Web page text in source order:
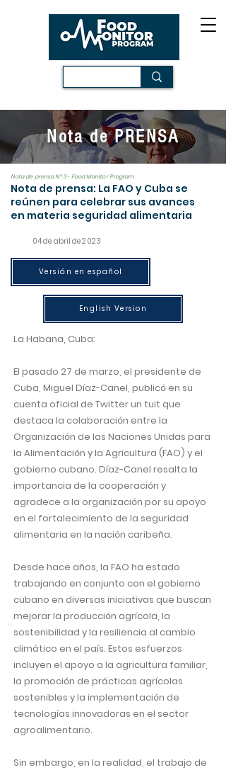
Nota de PRENSA
Nota de prensa N° 3- Food Monitor Program
Nota de prensa: La FAO y Cuba se
reúnen para celebrar sus avances
en materia seguridad alimentaria
04 de abril de 2023
Versión en español
English Version
La Habana, Cuba:
El pasado 27 de marzo, el presidente de
Cuba, Miguel Díaz-Canel, publicó en su
cuenta oficial de Twitter un tuit que
destaca la colaboración entre la
Organización de las Naciones Unidas para
la Alimentación y la Agricultura (FAO) y el
gobierno cubano. Díaz-Canel resalta la
importancia de la cooperación y
agradece a la organización por su apoyo
en el fortalecimiento de la seguridad
alimentaria en la nación caribeña.
Desde hace años, la FAO ha estado
trabajando en conjunto con el gobierno
cubano en diversas iniciativas que buscan
mejorar la producción agrícola, la
sostenibilidad y la resiliencia al cambio
climático en el país. Estos esfuerzos
incluyen el apoyo a la agricultura familiar,
la promoción de prácticas agrícolas
sostenibles y la implementación de
tecnologías innovadoras en el sector
agroalimentario.
Sin embargo, en la realidad, el trabajo de